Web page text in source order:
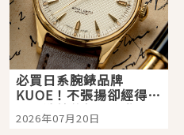
必買日系腕錶品牌
KUOE！不張揚卻經得起
時間洗鍊的經典之作五
選
2026年07月20日